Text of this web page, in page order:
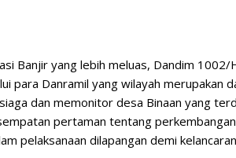
Banjir yang lebih meluas, Dandim
para Danramil yang wilayah merupakan
dan memonitor desa Binaan yang
pertaman tentang
pelaksanaan dilapangan demi